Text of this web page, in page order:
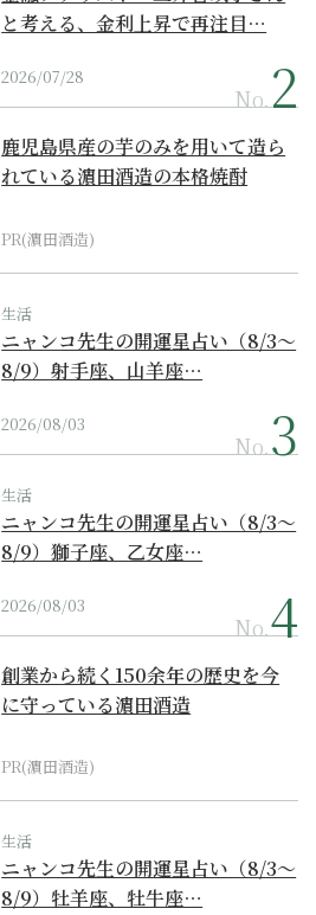
と考える、金利上昇で再注目…
2026/07/28
No.
鹿児島県産の芋のみを用いて造ら
れている濵田酒造の本格焼酎
PR(濵田酒造)
生活
ニャンコ先生の開運星占い（8/3～
8/9）射手座、山羊座…
2026/08/03
No.
生活
ニャンコ先生の開運星占い（8/3～
8/9）獅子座、乙女座…
2026/08/03
No.
創業から続く150余年の歴史を今
に守っている濵田酒造
PR(濵田酒造)
生活
ニャンコ先生の開運星占い（8/3～
8/9）牡羊座、牡牛座…